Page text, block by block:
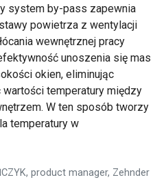
system by-pass zapewnia
powietrza z wentylacji
wewnętrznej pracy
unoszenia się mas
okien, eliminując
temperatury między
W ten sposób tworzy
temperatury w
product manager, Zehnder